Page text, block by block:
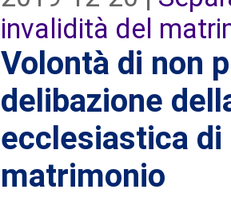
invalidità del
Volontà di non
delibazione
ecclesiastica
matrimonio